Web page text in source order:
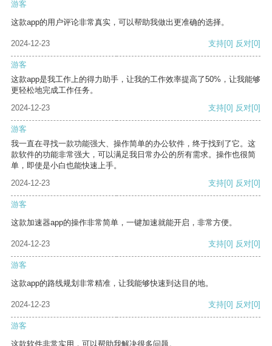
游客
这款app的用户评论非常真实，可以帮助我做出更准确的选择。
2024-12-23 支持[0] 反对[0]
游客
这款app是我工作上的得力助手，让我的工作效率提高了50%，让我能够
更轻松地完成工作任务。
2024-12-23
支持[0] 反对[0]
游客
我一直在寻找一款功能强大、操作简单的办公软件，终于找到了它。这
款软件的功能非常强大，可以满足我日常办公的所有需求。操作也很简
单，即使是小白也能快速上手。
2024-12-23
支持[0] 反对[0]
游客
这款加速器app的操作非常简单，一键加速就能开启，非常方便。
2024-12-23 支持[0] 反对[0]
游客
这款app的路线规划非常精准，让我能够快速到达目的地。
2024-12-23 支持[0] 反对[0]
游客
这款软件非常实用，可以帮助我解决很多问题。